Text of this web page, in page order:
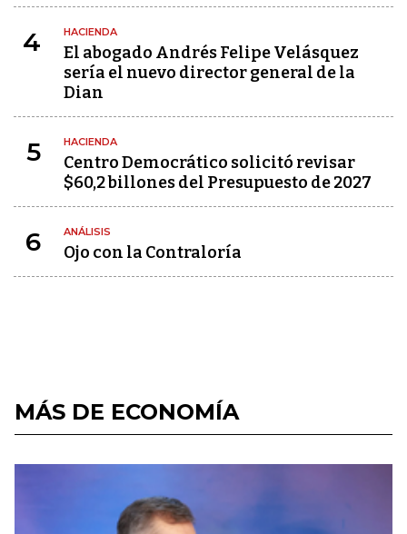
4 HACIENDA
El abogado Andrés Felipe Velásquez
sería el nuevo director general de la
Dian
5 HACIENDA
Centro Democrático solicitó revisar
$60,2 billones del Presupuesto de 2027
6 ANÁLISIS
Ojo con la Contraloría
MÁS DE ECONOMÍA